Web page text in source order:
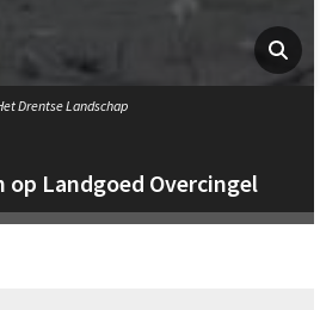
Drentse Landschap
op Landgoed Overcingel